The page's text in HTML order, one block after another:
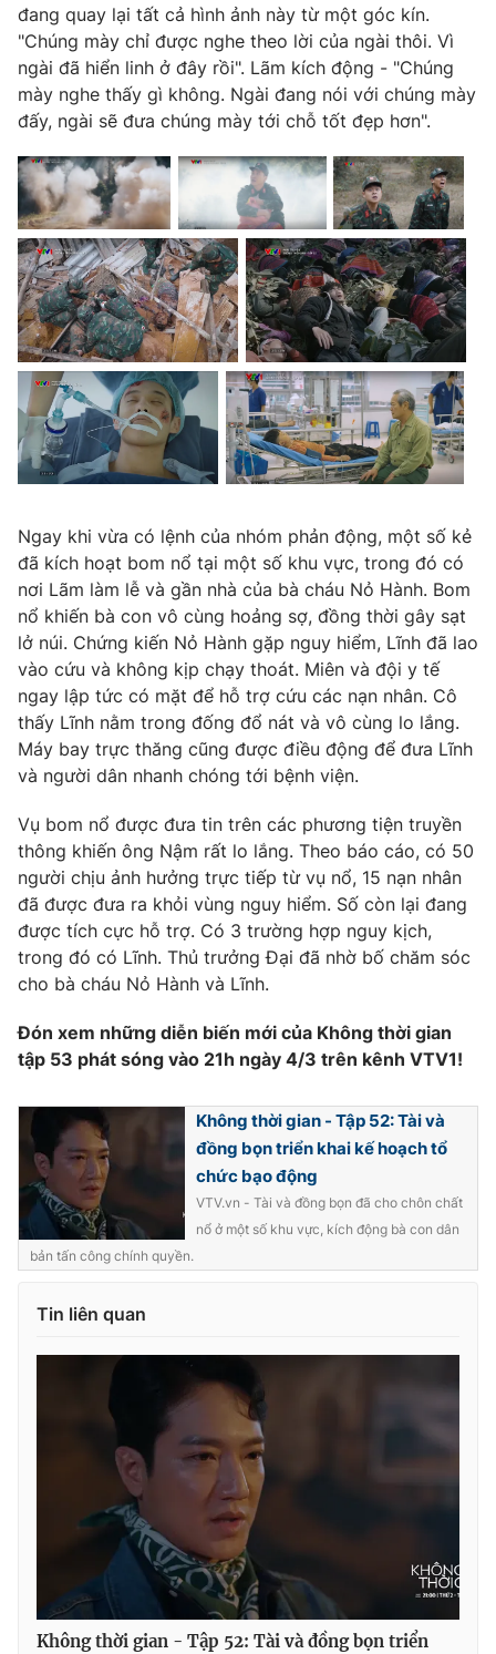
đang quay lại tất cả hình ảnh này từ một góc kín.
"Chúng mày chỉ được nghe theo lời của ngài thôi. Vì
ngài đã hiển linh ở đây rồi". Lãm kích động - "Chúng
mày nghe thấy gì không. Ngài đang nói với chúng mày
đấy, ngài sẽ đưa chúng mày tới chỗ tốt đẹp hơn".
Ngay khi vừa có lệnh của nhóm phản động, một số kẻ
đã kích hoạt bom nổ tại một số khu vực, trong đó có
nơi Lãm làm lễ và gần nhà của bà cháu Nỏ Hành. Bom
nổ khiến bà con vô cùng hoảng sợ, đồng thời gây sạt
lở núi. Chứng kiến Nỏ Hành gặp nguy hiểm, Lĩnh đã lao
vào cứu và không kịp chạy thoát. Miên và đội y tế
ngay lập tức có mặt để hỗ trợ cứu các nạn nhân. Cô
thấy Lĩnh nằm trong đống đổ nát và vô cùng lo lắng.
Máy bay trực thăng cũng được điều động để đưa Lĩnh
và người dân nhanh chóng tới bệnh viện.
Vụ bom nổ được đưa tin trên các phương tiện truyền
thông khiến ông Nậm rất lo lắng. Theo báo cáo, có 50
người chịu ảnh hưởng trực tiếp từ vụ nổ, 15 nạn nhân
đã được đưa ra khỏi vùng nguy hiểm. Số còn lại đang
được tích cực hỗ trợ. Có 3 trường hợp nguy kịch,
trong đó có Lĩnh. Thủ trưởng Đại đã nhờ bố chăm sóc
cho bà cháu Nỏ Hành và Lĩnh.
Đón xem những diễn biến mới của Không thời gian
tập 53 phát sóng vào 21h ngày 4/3 trên kênh VTV1!
Không thời gian - Tập 52: Tài và
đồng bọn triển khai kế hoạch tổ
chức bạo động
VTV.vn - Tài và đồng bọn đã cho chôn chất
nổ ở một số khu vực, kích động bà con dân
bản tấn công chính quyền.
Tin liên quan
Không thời gian - Tập 52: Tài và đồng bọn triển